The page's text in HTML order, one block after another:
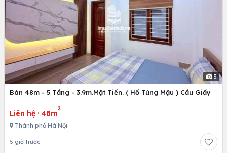
3
Bán 48m - 5 Tầng - 3.9m.Mặt Tiền. ( Hồ Tùng Mậu ) Cầu Giấy
Liên hệ · 48m
2
Thành phố Hà Nội
5 giờ trước